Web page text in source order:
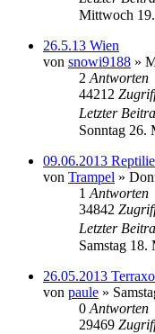
Mittwoch
26.5.13 Wien
von snowi9188 »
2 Antworten
44212
Letzter
Sonntag 26.
09.06.2013
von Trampel »
1 Antworten
34842
Letzter
Samstag 18.
26.05.2013
von paule »
0 Antworten
29469